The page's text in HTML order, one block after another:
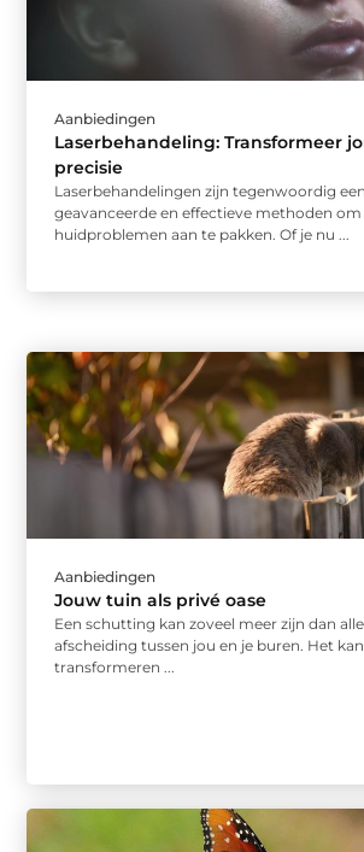
Aanbiedingen
Laserbehandeling: Transformeer
precisie
Laserbehandelingen zijn tegenwoordig
geavanceerde en effectieve methoden
huidproblemen aan te pakken. Of je nu ...
Aanbiedingen
Jouw tuin als privé oase
Een schutting kan zoveel meer zijn dan
afscheiding tussen jou en je buren. Het
transformeren ...